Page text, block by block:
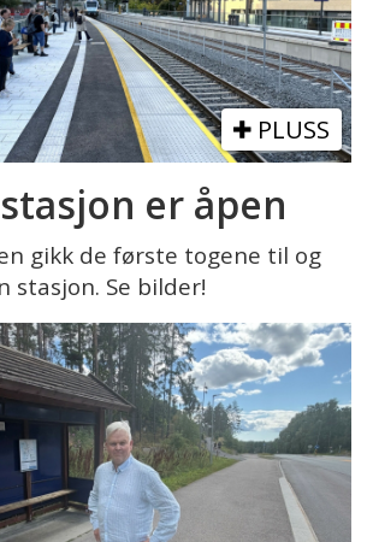
PLUSS
er åpen
gikk de første togene til og
stasjon. Se bilder!